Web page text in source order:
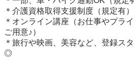
＊介護資格取得支援制度（規定有）
＊オンライン講座（お仕事やプラ
ご用意♪）
＊旅行や映画、美容など、登録ス
◎